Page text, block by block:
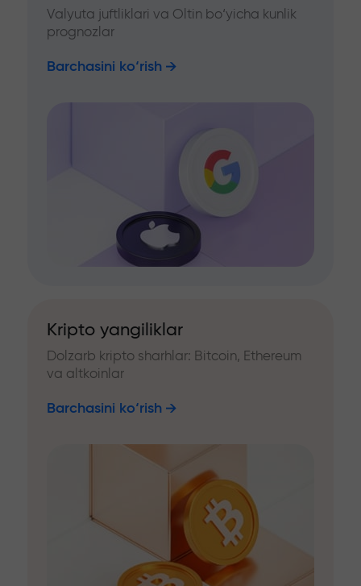
Valyuta juftliklari va Oltin bo‘yicha kunlik
prognozlar
Barchasini ko‘rish
Kripto yangiliklar
Dolzarb kripto sharhlar: Bitcoin, Ethereum
va altkoinlar
Barchasini ko‘rish